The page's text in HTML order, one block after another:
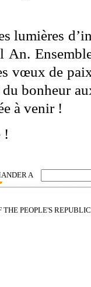
lumières
An.
vœux de
bonheur
à venir !
!
A
PEOPLE'S